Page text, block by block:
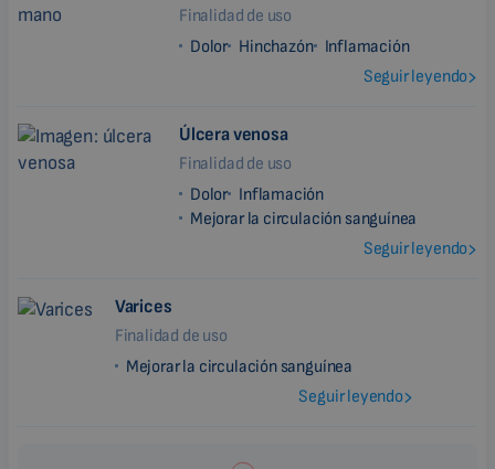
Finalidad de uso
Dolor Hinchazón
Inflamación
Seguir leyendo
Úlcera venosa
Finalidad de uso
Dolor Inflamación
Mejorar la circulación sanguínea
Seguir leyendo
Varices
Finalidad de uso
Mejorar la circulación sanguínea
Seguir leyendo